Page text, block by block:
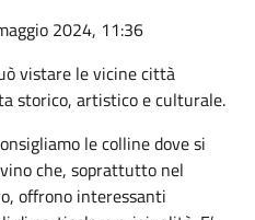
2024, 11:36
vistare le vicine città
storico, artistico e culturale.
le colline dove si
che, soprattutto nel
offrono interessanti